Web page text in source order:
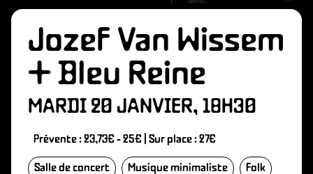
Jozef Van Wissem
+ Bleu Reine
MARDI 20 JANVIER, 18H30
Prévente : 23,73€ - 25€ | Sur place : 27€
Salle de concert Musique minimaliste Folk